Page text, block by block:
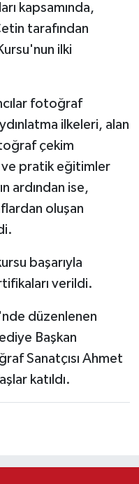
kapsamında,
tarafından
ilki
fotoğraf
ilkeleri, alan
çekim
ve pratik eğitimler
ardından ise,
oluşan
başarıyla
verildi.
düzenlenen
Başkan
Sanatçısı Ahmet
katıldı.